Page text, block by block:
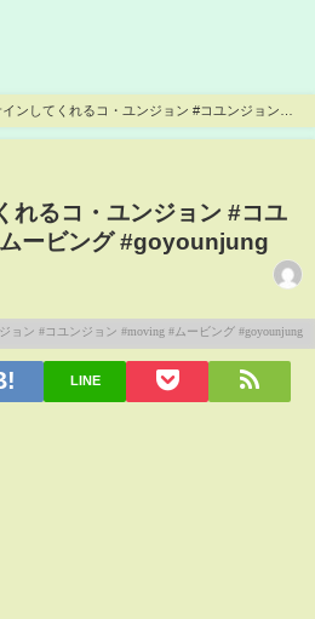
ンしてくれるコ・ユンジョン #コユンジョン
れるコ・ユンジョン #コユ
ービング #goyounjung
LINE